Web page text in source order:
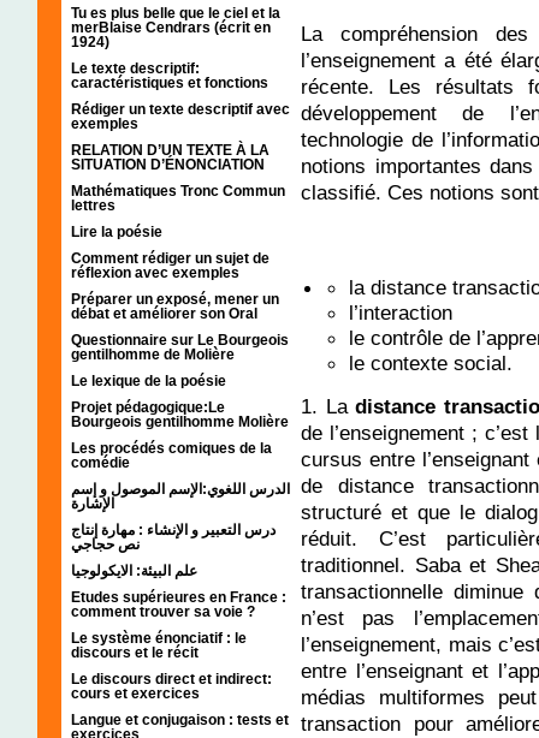
Tu es plus belle que le ciel et la
merBlaise Cendrars (écrit en
1924)
Le texte descriptif:
caractéristiques et fonctions
Rédiger un texte descriptif avec
exemples
RELATION D’UN TEXTE À LA
SITUATION D’ÉNONCIATION
Mathématiques Tronc Commun
lettres
Lire la poésie
Comment rédiger un sujet de
réflexion avec exemples
Préparer un exposé, mener un
débat et améliorer son Oral
Questionnaire sur Le Bourgeois
gentilhomme de Molière
Le lexique de la poésie
Projet pédagogique:Le
Bourgeois gentilhomme Molière
Les procédés comiques de la
comédie
الدرس اللغوي:الإسم الموصول و إسم
الإشارة
درس التعبير و الإنشاء : مهارة إنتاج
نص حجاجي
علم البيئة: الايكولوجيا
Etudes supérieures en France :
comment trouver sa voie ?
Le système énonciatif : le
discours et le récit
Le discours direct et indirect:
cours et exercices
Langue et conjugaison : tests et
exercices
La compréhension
l’enseignement a été
récente. Les résultats
développement de
technologie de
notions importantes
classifié. Ces notions
la distance
l’interaction
le contrôle de
le contexte social.
1. La distance
de l’enseignement ;
cursus entre l’enseignant
de distance
structuré et que le
réduit. C’est
traditionnel. Saba et
transactionnelle
n’est pas
l’enseignement, mais
entre l’enseignant et
médias multiformes
transaction pour